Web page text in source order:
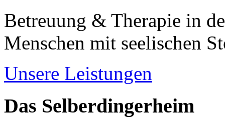
Betreuung & Therapie in
Menschen mit seelischen
Unsere Leistungen
Das Selberdingerheim